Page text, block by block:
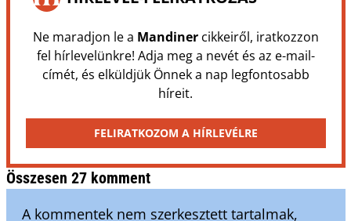
Ne maradjon le a Mandinercikkeiről, iratkozzon
fel hírlevelünkre! Adja meg a nevét és az e-mail-
címét, és elküldjük Önnek a nap legfontosabb
híreit.
FELIRATKOZOM A HÍRLEVÉLRE
Összesen 27 komment
A kommentek nem szerkesztett tartalmak,